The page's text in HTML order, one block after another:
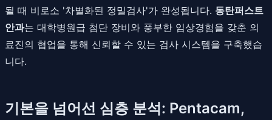
될 때 비로소 '차별화된 정밀검사'가 완성됩니다. 동탄퍼스트
안과는 대학병원급 첨단 장비와 풍부한 임상경험을 갖춘 의
료진의 협업을 통해 신뢰할 수 있는 검사 시스템을 구축했습
니다.
기본을 넘어선 심층 분석: Pentacam,